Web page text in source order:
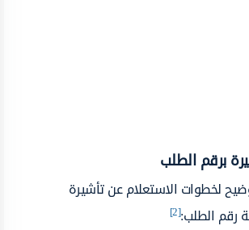
برقم الطلب
لخطوات الاستعلام عن تأشيرة
رقم الطلب:[2]